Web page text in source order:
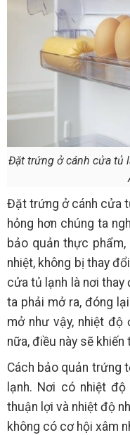
Đặt trứng ở cánh cửa tủ
Đặt trứng ở cánh cửa
hỏng hơn chúng ta
bảo quản thực
nhiệt, không bị thay
cửa tủ lạnh là nơi thay
ta phải mở ra, đóng
mở như vậy, nhiệt độ
nữa, điều này sẽ
Cách bảo quản trứng
lạnh. Nơi có nhiệt
thuận lợi và nhiệt độ
không có cơ hội xâm